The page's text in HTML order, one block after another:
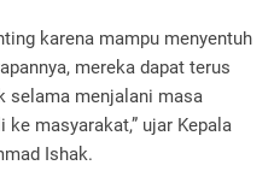
karena mampu menyentuh
mereka dapat terus
selama menjalani masa
masyarakat,” ujar Kepala
Ishak.